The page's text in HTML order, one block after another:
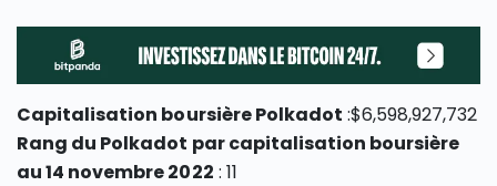
Capitalisation boursière Polkadot :$6,598,927,732
Rang du Polkadot par capitalisation boursière
au 14 novembre 2022 : 11